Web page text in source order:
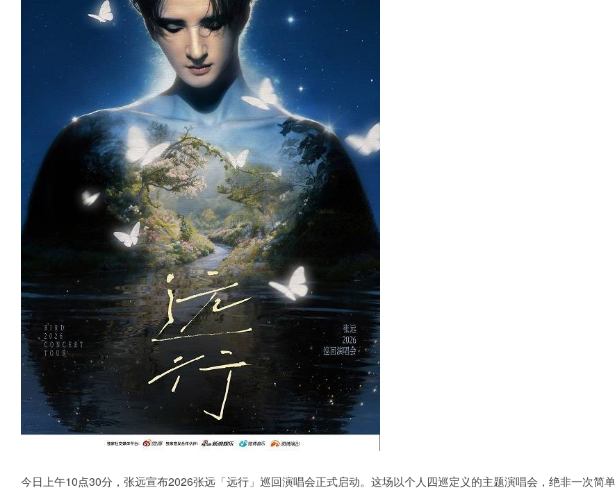
今日上午10点30分，张远宣布2026张远「远行」巡回演唱会正式启动。这场以个人四巡定义的主题演唱会，绝非一次简